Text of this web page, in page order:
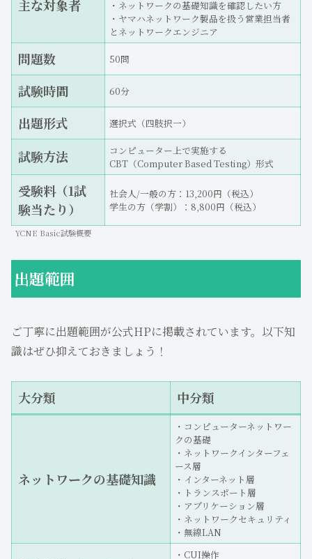
主な対象者
・ネットワークの基礎知識を確認したい方
・ヤマハネットワーク製品を扱う営業担当者
とネットワークエンジニア
問題数 50問
試験時間 60分
出題形式 選択式（四肢択一）
試験方法
コンピューター上で実施する
CBT（Computer Based Testing）形式
受験料（1試
験当たり）
社会人/一般の方：13,200円（税込）
学生の方（学割）：8,800円（税込）
YCNE Basic試験概要
出題範囲
ご丁寧に出題範囲が公式HPに掲載されています。以下知
識はぜひ抑えておきましょう！
大分類 中分類
ネットワークの基礎知識
・コンピューターネットワー
クの基礎
・ネットワークインターフェ
ース層
・インターネット層
・トランスポート層
・アプリケーション層
・ネットワークセキュリティ
・無線LAN
・CUI操作